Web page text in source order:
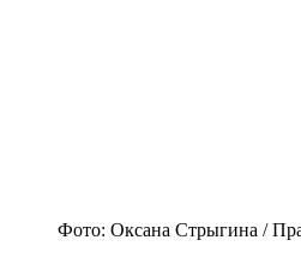
Фото: Оксана Стрыгина /